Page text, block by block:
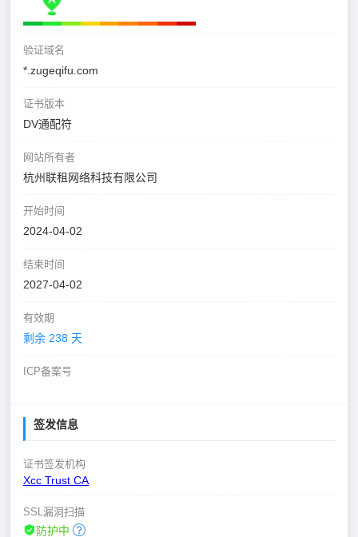
验证域名
*.zugeqifu.com
证书版本
DV通配符
网站所有者
杭州联租网络科技有限公司
开始时间
2024-04-02
结束时间
2027-04-02
有效期
剩余 238 天
ICP备案号
签发信息
证书签发机构
Xcc Trust CA
SSL漏洞扫描
防护中